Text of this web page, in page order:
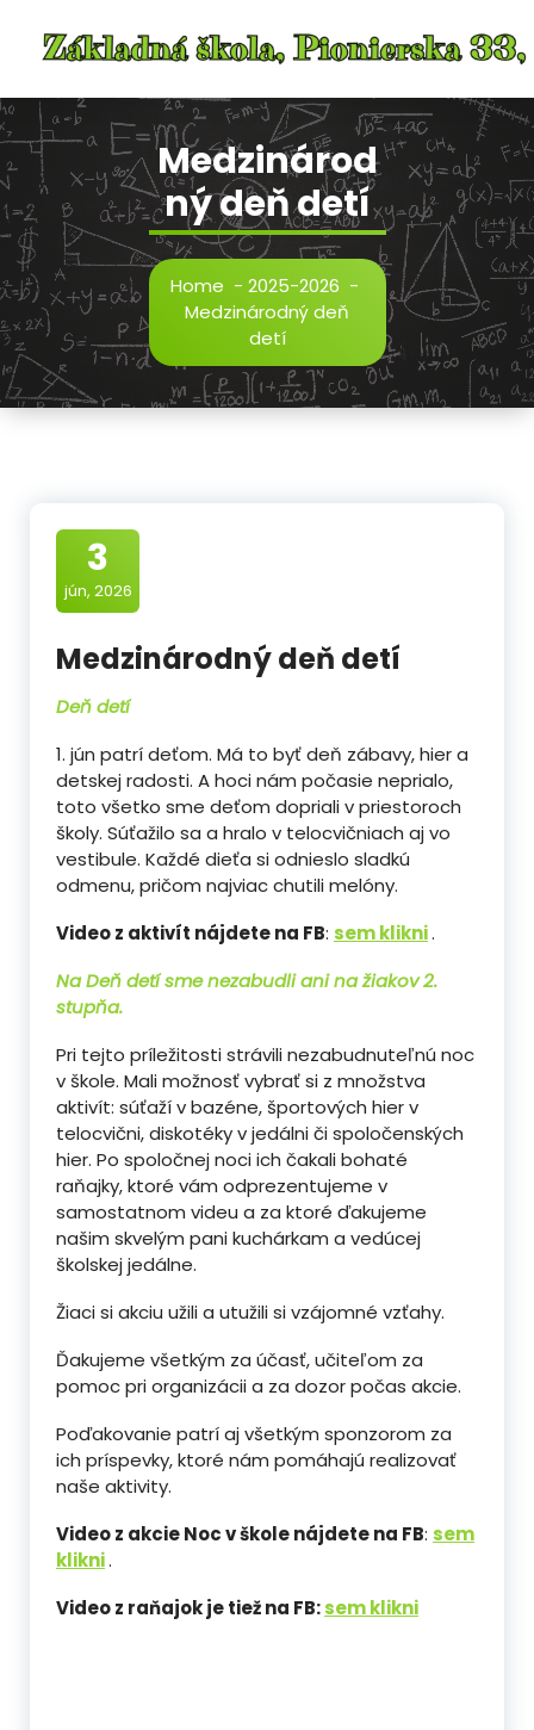
content
Medzinárod
ný deň detí
Home - 2025-2026 -
Medzinárodný deň
detí
3
jún, 2026
Medzinárodný deň detí
Deň detí
1. jún patrí deťom. Má to byť deň zábavy, hier a
detskej radosti. A hoci nám počasie neprialo,
toto všetko sme deťom dopriali v priestoroch
školy. Súťažilo sa a hralo v telocvičniach aj vo
vestibule. Každé dieťa si odnieslo sladkú
odmenu, pričom najviac chutili melóny.
Video z aktivít nájdete na FB: sem klikni.
Na Deň detí sme nezabudli ani na žiakov 2.
stupňa.
Pri tejto príležitosti strávili nezabudnuteľnú noc
v škole. Mali možnosť vybrať si z množstva
aktivít: súťaží v bazéne, športových hier v
telocvični, diskotéky v jedálni či spoločenských
hier. Po spoločnej noci ich čakali bohaté
raňajky, ktoré vám odprezentujeme v
samostatnom videu a za ktoré ďakujeme
našim skvelým pani kuchárkam a vedúcej
školskej jedálne.
Žiaci si akciu užili a utužili si vzájomné vzťahy.
Ďakujeme všetkým za účasť, učiteľom za
pomoc pri organizácii a za dozor počas akcie.
Poďakovanie patrí aj všetkým sponzorom za
ich príspevky, ktoré nám pomáhajú realizovať
naše aktivity.
Video z akcie Noc v škole nájdete na FB: sem
klikni.
Video z raňajok je tiež na FB:sem klikni